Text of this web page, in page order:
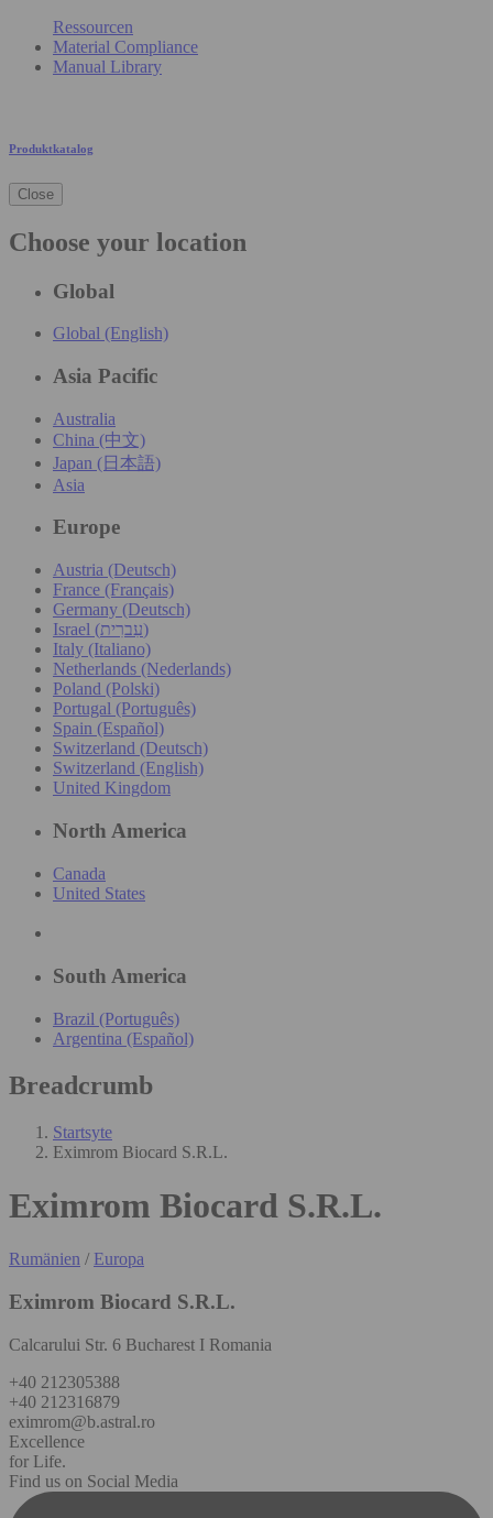
Ressourcen
Material Compliance
Manual Library
Produktkatalog
Close
Choose your location
Global
Global (English)
Asia Pacific
Australia
China (中文)
Japan (日本語)
Asia
Europe
Austria (Deutsch)
France (Français)
Germany (Deutsch)
Israel (עִברִית)
Italy (Italiano)
Netherlands (Nederlands)
Poland (Polski)
Portugal (Português)
Spain (Español)
Switzerland (Deutsch)
Switzerland (English)
United Kingdom
North America
Canada
United States
South America
Brazil (Português)
Argentina (Español)
Breadcrumb
Startsyte
Eximrom Biocard S.R.L.
Eximrom Biocard S.R.L.
Rumänien / Europa
Eximrom Biocard S.R.L.
Calcarului Str. 6 Bucharest I Romania
+40 212305388
+40 212316879
eximrom@b.astral.ro
Excellence
for Life.
Find us on Social Media